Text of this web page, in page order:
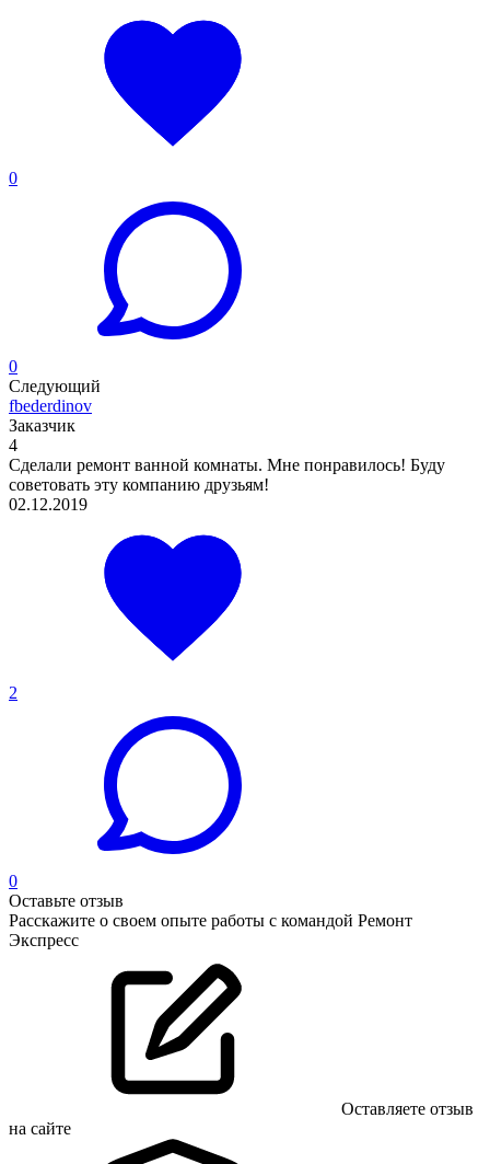
0
0
Следующий
fbederdinov
Заказчик
4
Сделали ремонт ванной комнаты. Мне понравилось! Буду
советовать эту компанию друзьям!
02.12.2019
2
0
Оставьте отзыв
Расскажите о своем опыте работы с командой Ремонт
Экспресс
Оставляете отзыв
на сайте